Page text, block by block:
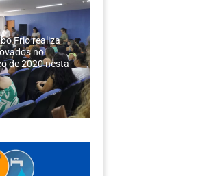
Frio realiza
no
de 2020 nesta